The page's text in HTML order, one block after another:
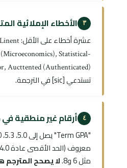
٣ الأخطاء الإملائية
عشرة أخطاء على الأقل:
Statistical-
Aucttented (Authenticated)
تستدعي [sic] في الترجمة.
٤ أرقام غير منطقية
مثل 6 و8.
لا يصحح المترجم